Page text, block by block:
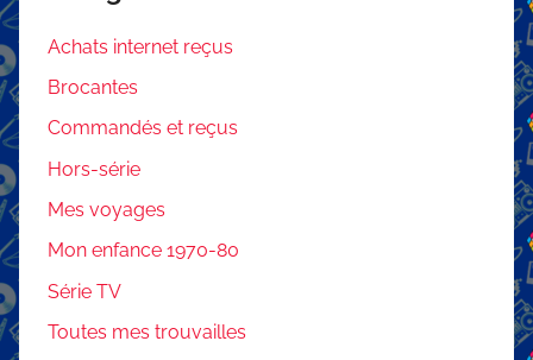
Achats internet reçus
Brocantes
Commandés et reçus
Hors-série
Mes voyages
Mon enfance 1970-80
Série TV
Toutes mes trouvailles